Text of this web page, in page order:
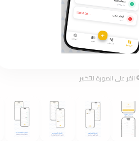
انقر على الصورة للتكبير